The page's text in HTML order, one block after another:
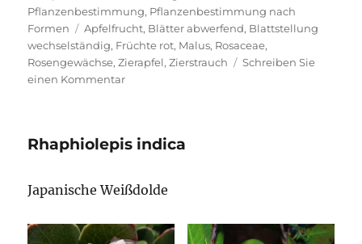
Pflanzenbestimmung, Pflanzenbestimmung nach
Formen
Schlagwörter
Apfelfrucht, Blätter abwerfend, Blattstellung
wechselständig, Früchte rot, Malus, Rosaceae,
Rosengewächse,Zierapfel,Zierstrauch
Schreiben Sie
einen Kommentarzu
Rushforth
Rhaphiolepis indica
Japanische Weißdolde